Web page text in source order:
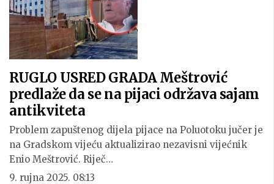
RUGLO USRED GRADA Meštrović
predlaže da se na pijaci održava sajam
antikviteta
Problem zapuštenog dijela pijace na Poluotoku jučer je
na Gradskom vijeću aktualizirao nezavisni vijećnik
Enio Meštrović. Riječ…
9. rujna 2025. 08:13